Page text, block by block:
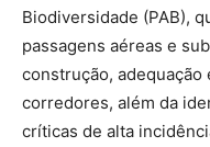
Biodiversidade (PAB),
passagens aéreas e
construção, adequação
corredores, além da
críticas de alta